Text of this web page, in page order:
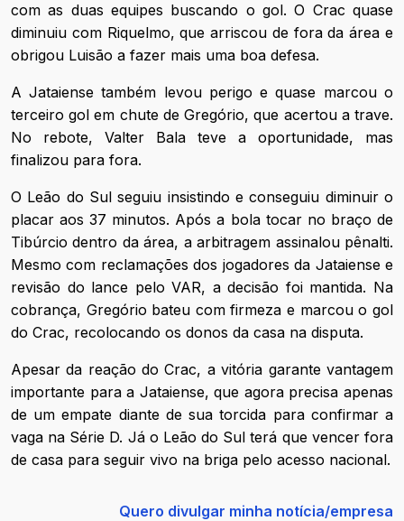
com as duas equipes buscando o gol. O Crac quase
diminuiu com Riquelmo, que arriscou de fora da área e
obrigou Luisão a fazer mais uma boa defesa.
A Jataiense também levou perigo e quase marcou o
terceiro gol em chute de Gregório, que acertou a trave.
No rebote, Valter Bala teve a oportunidade, mas
finalizou para fora.
O Leão do Sul seguiu insistindo e conseguiu diminuir o
placar aos 37 minutos. Após a bola tocar no braço de
Tibúrcio dentro da área, a arbitragem assinalou pênalti.
Mesmo com reclamações dos jogadores da Jataiense e
revisão do lance pelo VAR, a decisão foi mantida. Na
cobrança, Gregório bateu com firmeza e marcou o gol
do Crac, recolocando os donos da casa na disputa.
Apesar da reação do Crac, a vitória garante vantagem
importante para a Jataiense, que agora precisa apenas
de um empate diante de sua torcida para confirmar a
vaga na Série D. Já o Leão do Sul terá que vencer fora
de casa para seguir vivo na briga pelo acesso nacional.
Quero divulgar minha notícia/empresa